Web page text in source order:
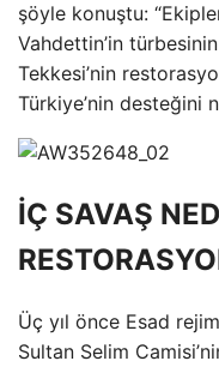
şöyle konuştu:
Vahdettin’in
Tekkesi’nin
Türkiye’nin desteğini
İÇ SAVAŞ
Üç yıl önce Esad
Sultan Selim